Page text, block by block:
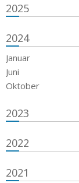
2025
2024
Januar
Juni
Oktober
2023
2022
2021